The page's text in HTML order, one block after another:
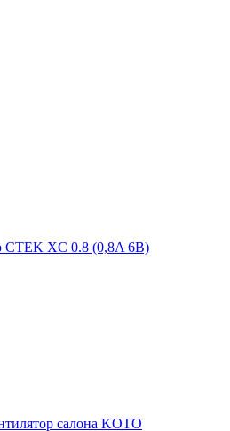
CTEK XC 0.8 (0,8A 6В)